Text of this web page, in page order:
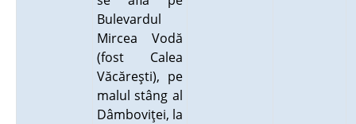
Bulevardul
Mircea Vodă
(fost Calea
Văcăreşti), pe
malul stâng al
Dâmboviţei, la